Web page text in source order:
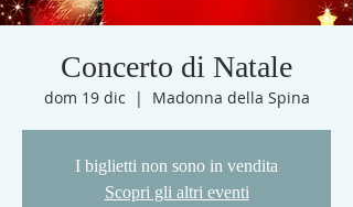
Concerto di Natale
dom 19 dic
  |
Madonna della Spina
I biglietti non sono in vendita
Scopri gli altri eventi